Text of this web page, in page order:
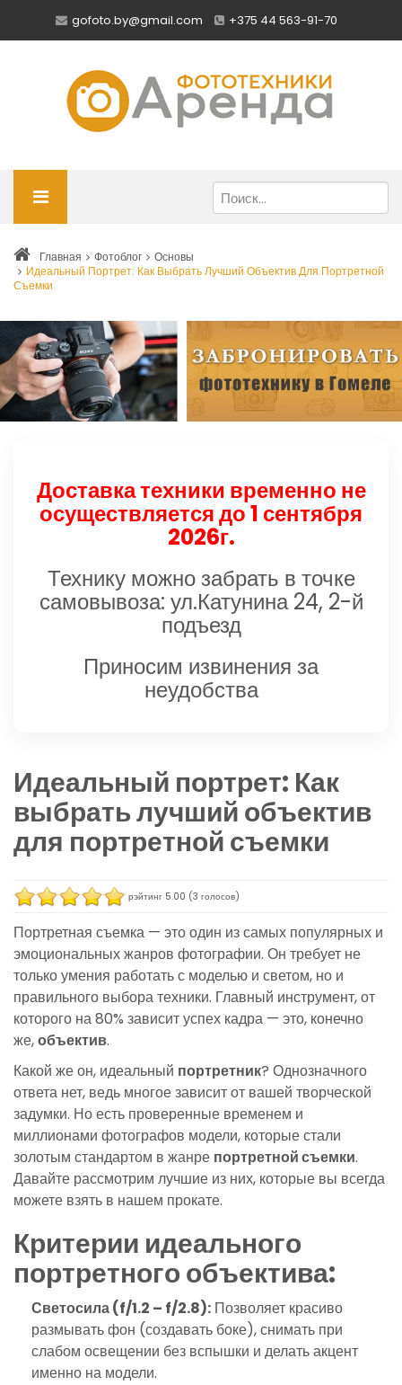
gofoto.by@gmail.com +375 44 563-91-70
Главная Фотоблог
Основы
Идеальный Портрет: Как Выбрать Лучший Объектив Для Портретной
Съемки
Доставка техники временно не
осуществляется до 1 сентября
2026г.
Технику можно забрать в точке
самовывоза: ул.Катунина 24, 2-й
подъезд
Приносим извинения за
неудобства
Идеальный портрет: Как
выбрать лучший объектив
для портретной съемки
рэйтинг 5.00 (3 голосов)
Портретная съемка — это один из самых популярных и
эмоциональных жанров фотографии. Он требует не
только умения работать с моделью и светом, но и
правильного выбора техники. Главный инструмент, от
которого на 80% зависит успех кадра — это, конечно
же,объектив.
Какой же он, идеальный портретник? Однозначного
ответа нет, ведь многое зависит от вашей творческой
задумки. Но есть проверенные временем и
миллионами фотографов модели, которые стали
золотым стандартом в жанре портретной съемки.
Давайте рассмотрим лучшие из них, которые вы всегда
можете взять в нашем прокате.
Критерии идеального
портретного объектива:
Светосила (f/1.2 – f/2.8): Позволяет красиво
размывать фон (создавать боке), снимать при
слабом освещении без вспышки и делать акцент
именно на модели.